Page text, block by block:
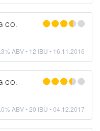
CO.
ABV • 12 IBU • 16.11.2016
CO.
ABV • 20 IBU •04.12.2017